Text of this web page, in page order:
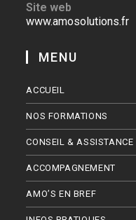
Site web
www.amosolutions.fr
MENU
ACCUEIL
NOS FORMATIONS
CONSEIL & ASSISTANCE
ACCOMPAGNEMENT
AMO’S EN BREF